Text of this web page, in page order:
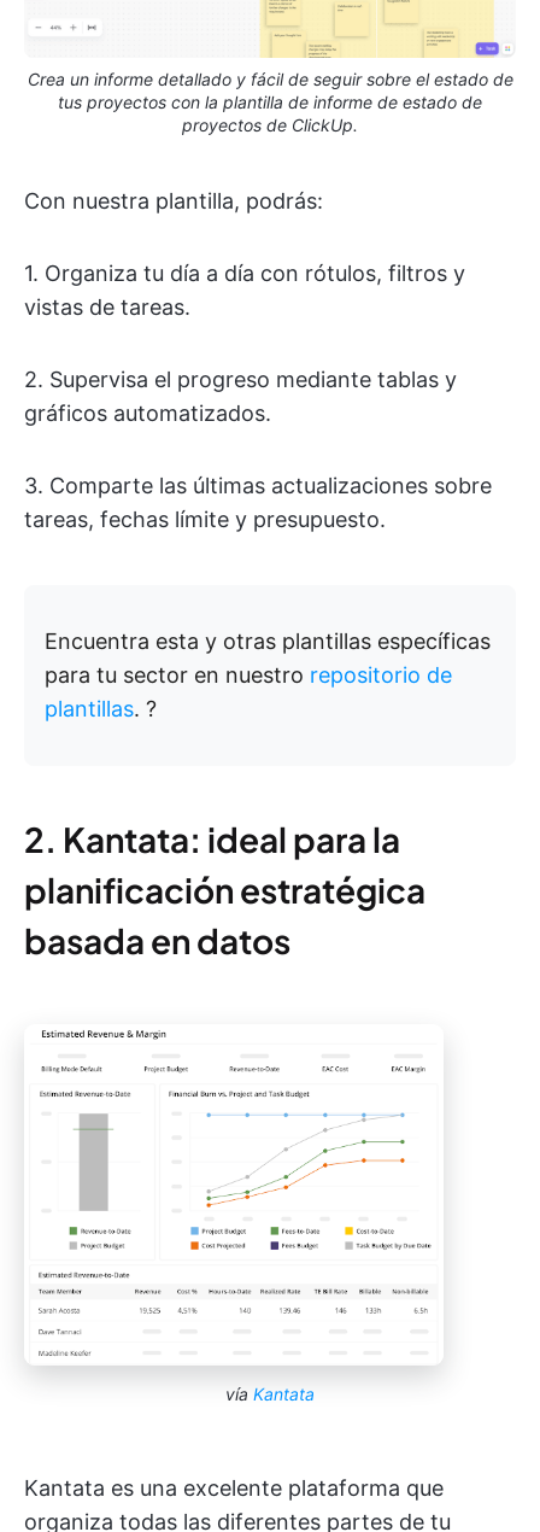
Crea un informe detallado y fácil de seguir sobre el estado de
tus proyectos con la plantilla de informe de estado de
proyectos de ClickUp.
Con nuestra plantilla, podrás:
1. Organiza tu día a día con rótulos, filtros y
vistas de tareas.
2. Supervisa el progreso mediante tablas y
gráficos automatizados.
3. Comparte las últimas actualizaciones sobre
tareas, fechas límite y presupuesto.
Encuentra esta y otras plantillas específicas
para tu sector en nuestro repositorio de
plantillas. ?
2. Kantata: ideal para la
planificación estratégica
basada en datos
vía Kantata
Kantata es una excelente plataforma que
organiza todas las diferentes partes de tu